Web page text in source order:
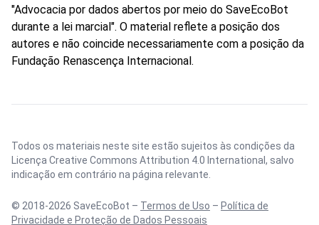
"Advocacia por dados abertos por meio do SaveEcoBot
durante a lei marcial". O material reflete a posição dos
autores e não coincide necessariamente com a posição da
Fundação Renascença Internacional.
Todos os materiais neste site estão sujeitos às condições da
Licença Creative Commons Attribution 4.0 International , salvo
indicação em contrário na página relevante.
© 2018-2026 SaveEcoBot – Termos de Uso – Política de
Privacidade e Proteção de Dados Pessoais